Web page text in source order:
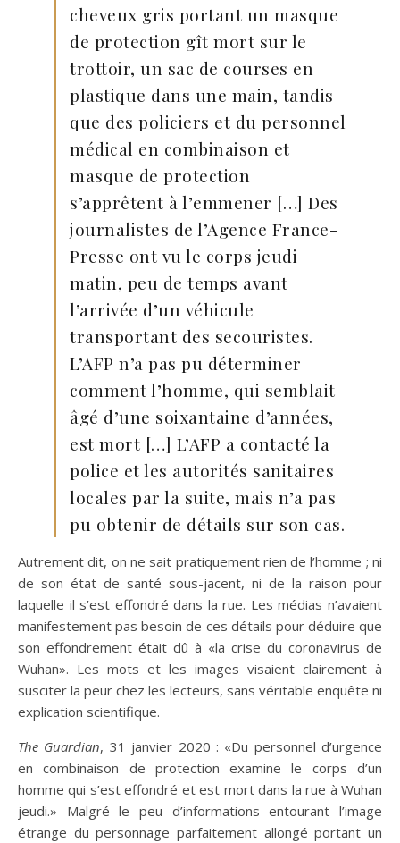
cheveux gris portant un masque
de protection gît mort sur le
trottoir, un sac de courses en
plastique dans une main, tandis
que des policiers et du personnel
médical en combinaison et
masque de protection
s’apprêtent à l’emmener […] Des
journalistes de l’Agence France-
Presse ont vu le corps jeudi
matin, peu de temps avant
l’arrivée d’un véhicule
transportant des secouristes.
L’AFP n’a pas pu déterminer
comment l’homme, qui semblait
âgé d’une soixantaine d’années,
est mort […] L’AFP a contacté la
police et les autorités sanitaires
locales par la suite, mais n’a pas
pu obtenir de détails sur son cas.
Autrement dit, on ne sait pratiquement rien de l’homme ; ni
de son état de santé sous-jacent, ni de la raison pour
laquelle il s’est effondré dans la rue. Les médias n’avaient
manifestement pas besoin de ces détails pour déduire que
son effondrement était dû à «la crise du coronavirus de
Wuhan». Les mots et les images visaient clairement à
susciter la peur chez les lecteurs, sans véritable enquête ni
explication scientifique.
The Guardian, 31 janvier 2020 : «Du personnel d’urgence
en combinaison de protection examine le corps d’un
homme qui s’est effondré et est mort dans la rue à Wuhan
jeudi.» Malgré le peu d’informations entourant l’image
étrange du personnage parfaitement allongé portant un